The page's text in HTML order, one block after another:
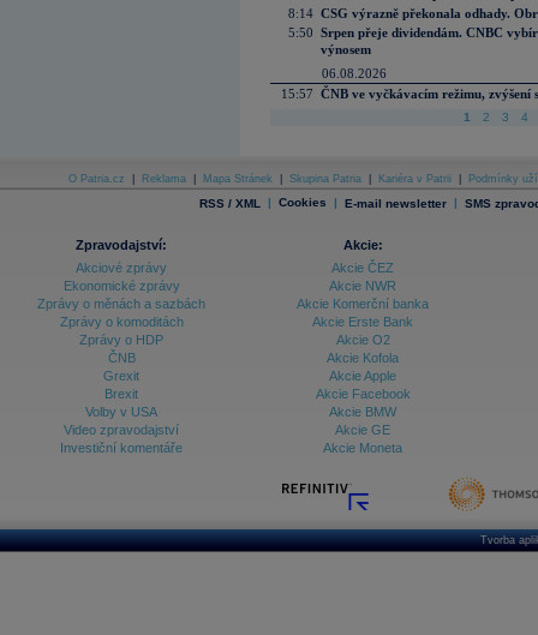
8:14 CSG výrazně překonala odhady.
5:50 Srpen přeje dividendám. CNBC
výnosem
06.08.2026
15:57 ČNB ve vyčkávacím režimu, zvýšení
1 2 3 4
O Patria.cz Reklama Mapa Stránek Skupina Patria Kariéra v Patrii Podmínky
RSS / XML | Cookies | E-mail newsletter | SMS
Zpravodajství:
Akciové zprávy
Ekonomické zprávy
Zprávy o měnách a sazbách
Zprávy o komoditách
Zprávy o HDP
ČNB
Grexit
Brexit
Volby v USA
Video zpravodajství
Investiční komentáře
Akcie:
Akcie ČEZ
Akcie NWR
Akcie Komerční banka
Akcie Erste Bank
Akcie O2
Akcie Kofola
Akcie Apple
Akcie Facebook
Akcie BMW
Akcie GE
Akcie Moneta
Tvorba